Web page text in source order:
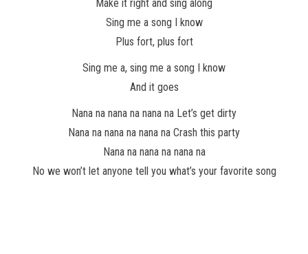
Make it right and sing along
Sing me a song I know
Plus fort, plus fort
Sing me a, sing me a song I know
And it goes
Nana na nana na nana na Let’s get dirty
Nana na nana na nana na Crash this party
Nana na nana na nana na
No we won’t let anyone tell you what’s your favorite song